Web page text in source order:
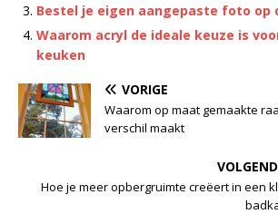
Bestel je eigen aangepaste foto op
Waarom acryl de ideale keuze is
keuken
VORIGE
Waarom op maat gemaakte
verschil maakt
Hoe je meer opbergruimte creëert in een